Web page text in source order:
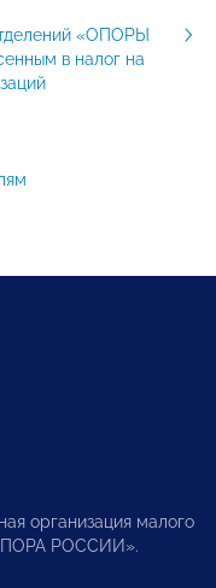
«ОПОРЫ
в налог на
организация малого
РОССИИ».